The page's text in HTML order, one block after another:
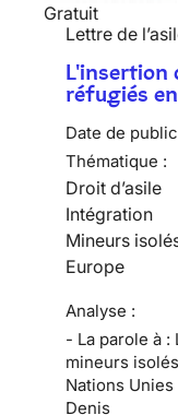
Gratuit
Lettre de
L'insertion
réfugiés
Date de
Thématique :
Droit d’asile
Intégration
Mineurs
Europe
Analyse :
- La parole à
mineurs
Nations
Denis